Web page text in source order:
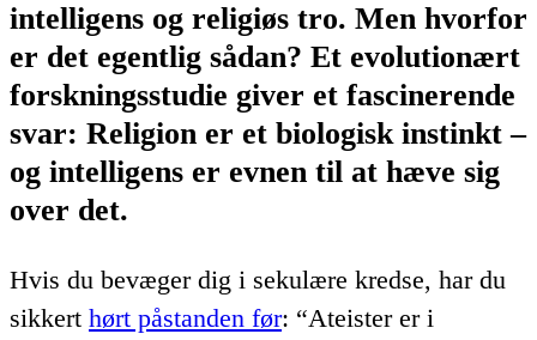
intelligens og religiøs tro. Men hvorfor
er det egentlig sådan? Et evolutionært
forskningsstudie giver et fascinerende
svar: Religion er et biologisk instinkt –
og intelligens er evnen til at hæve sig
over det.
Hvis du bevæger dig i sekulære kredse, har du
sikkert hørt påstanden før: “Ateister er i